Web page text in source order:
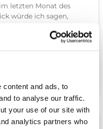
content and ads, to
to analyse our traffic.
your use of our site with
analytics partners who
letzten Monat des
würde ich sagen,